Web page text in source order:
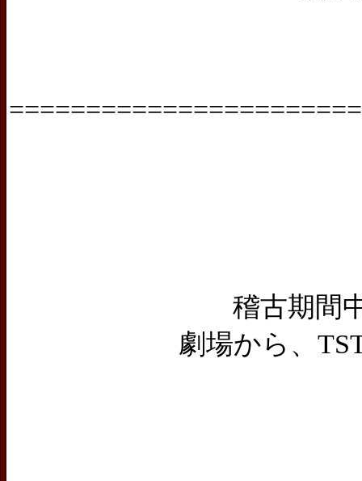
稽古期間
劇場から、